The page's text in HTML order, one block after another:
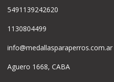
5491139242620
1130804499
info@medallasparaperros.com.ar
Aguero 1668, CABA